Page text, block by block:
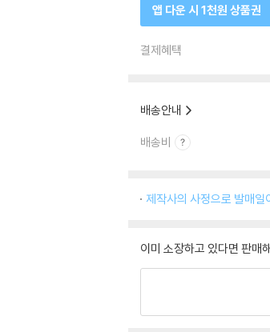
앱 다운 시 1천원 상품권
결제혜택
배송안내
배송비
제작사의 사정으로 발매
이미 소장하고 있다면 판매